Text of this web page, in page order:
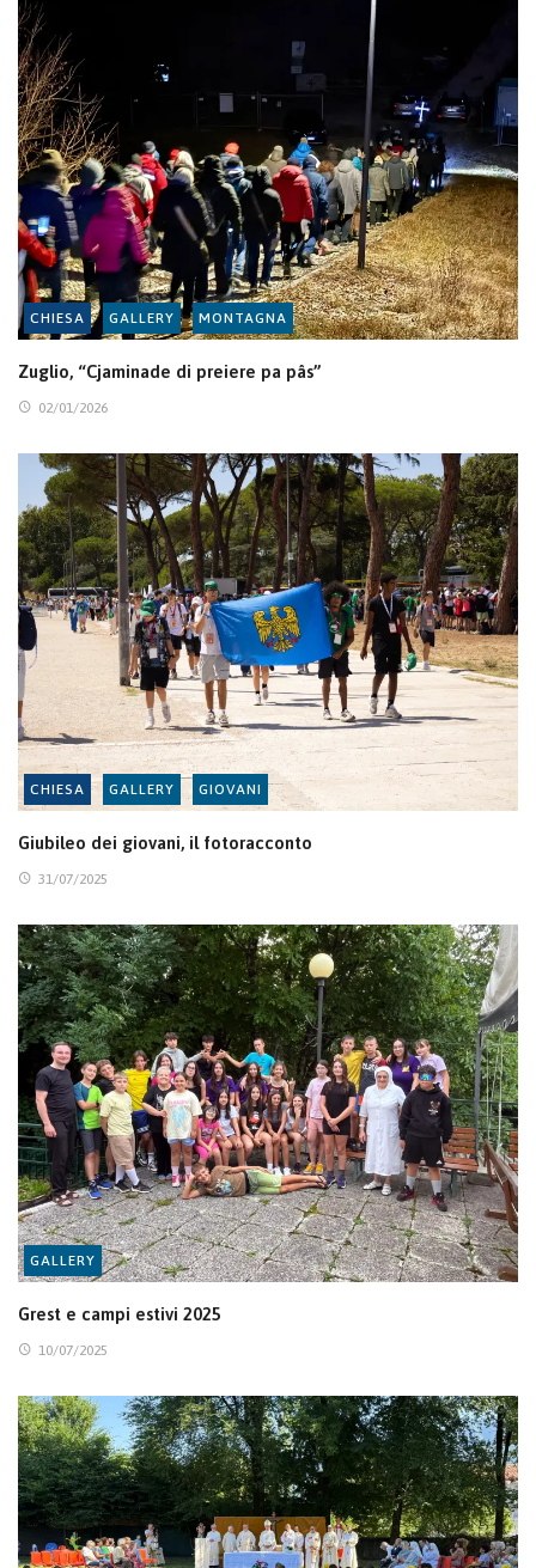
CHIESA GALLERY MONTAGNA
Zuglio, “Cjaminade di preiere pa pâs”
02/01/2026
CHIESA GALLERY GIOVANI
Giubileo dei giovani, il fotoracconto
31/07/2025
GALLERY
Grest e campi estivi 2025
10/07/2025